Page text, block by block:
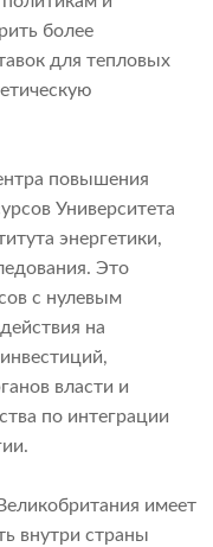
более
для тепловых
повышения
Университета
энергетики,
Это
с нулевым
на
власти и
по интеграции
имеет
внутри страны